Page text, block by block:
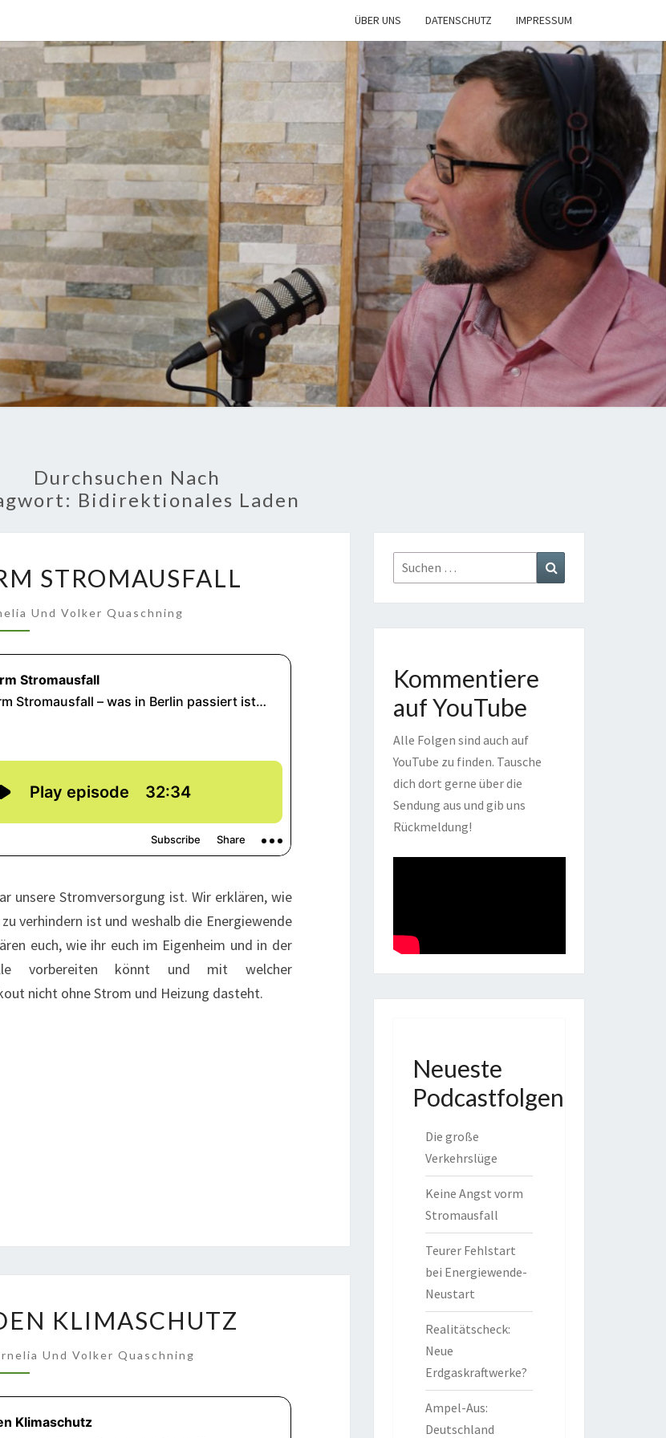
ÜBER UNS DATENSCHUTZ IMPRESSUM
DAS IST
EINE
GUTE
PODCAST
Von Cornelia Und
Volker
Quaschning – Der
Podcast Zur
Klimakrise Und
Energierevolution
| Klimaschutz Und
Energiewende-
Fakten Und
Hintergründe
Durchsuchen Nach
Bidirektionales Laden
ANGST
VORM
STROMAUSFALL
STROMAUSFALL
Und Volker Quaschning
unsere Stromversorgung ist. Wir erklären, wie
verhindern ist und weshalb die Energiewende
euch, wie ihr euch im Eigenheim und in der
vorbereiten könnt und mit welcher
nicht ohne Strom und Heizung dasteht.
FÜR
DEN
KLIMASCHUTZ
KLIMASCHUTZ
Und Volker Quaschning
Suchen
nach:
Kommentiere
auf YouTube
Alle Folgen sind auch auf
YouTube zu finden. Tausche
dich dort gerne über die
Sendung aus und gib uns
Rückmeldung!
Neueste
Podcastfolgen
Die große
Verkehrslüge
Keine Angst vorm
Stromausfall
Teurer Fehlstart
bei Energiewende-
Neustart
Realitätscheck:
Neue
Erdgaskraftwerke?
Ampel-Aus:
Deutschland